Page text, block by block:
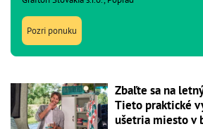
Pozri ponuku
Zbaľte sa na
Tieto praktické
ušetria miesto v